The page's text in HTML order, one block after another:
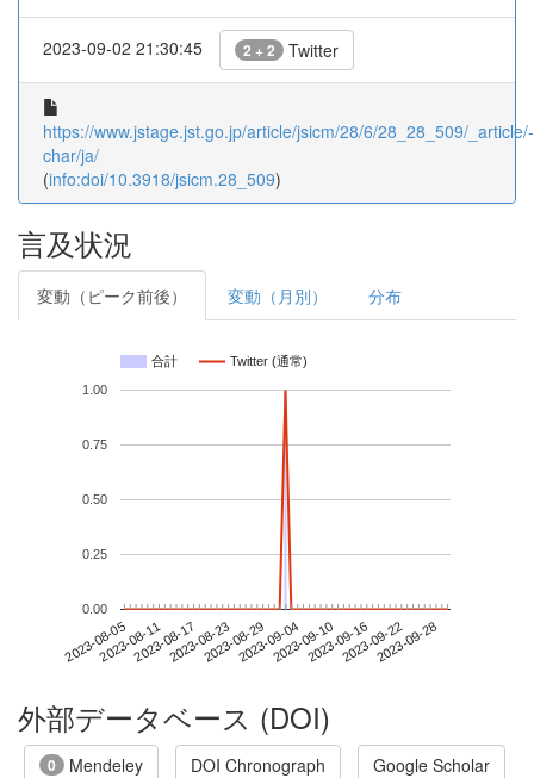
2023-09-02 21:30:45 2 + 2 Twitter
https://www.jstage.jst.go.jp/article/jsicm/28/6/28_28_509/_article/-
char/ja/
(info:doi/10.3918/jsicm.28_509)
言及状況
変動（ピーク前後） 変動（月別） 分布
合計 Twitter (通常)
2023-08-052023-08-112023-08-172023-08-232023-08-292023-09-042023-09-102023-09-162023-09-222023-09-28
0.00
0.25
0.50
0.75
1.00
外部データベース (DOI)
0 Mendeley DOI Chronograph Google Scholar